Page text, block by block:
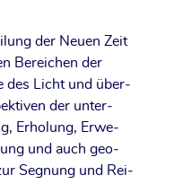
der Neu­en Zeit
Berei­chen der
des Licht und über­
der unter­
Erho­lung, Erwe­
und auch geo­
Seg­nung und Rei­